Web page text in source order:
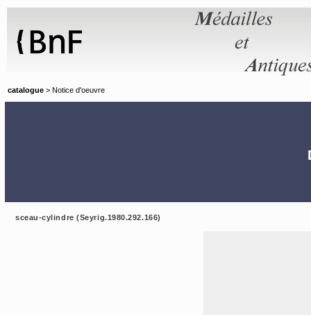
catalogue > Notice d'oeuvre
sceau-cylindre (Seyrig.1980.292.166)